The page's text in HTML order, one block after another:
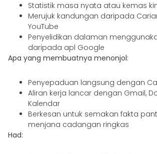
Statistik masa nyata atau kemas
Merujuk kandungan daripada
YouTube
Penyelidikan dalaman
daripada apl Google
Apa yang membuatnya menonjol:
Penyepaduan langsung dengan
Aliran kerja lancar dengan Gmail,
Kalendar
Berkesan untuk semakan fakta
menjana cadangan ringkas
Had: